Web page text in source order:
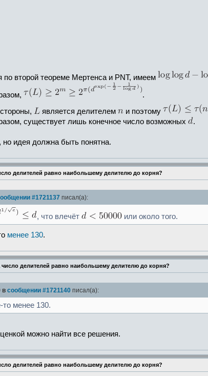
по второй теореме Мертенса и PNT, имеем
.
является делителем и поэтому
существует лишь конечное число возможных
.
но идея должна быть понятна.
делителей равно наибольшему делителю до корня?
#1721137 писал(а):
, что влечёт или около того.
менее 130.
число делителей равно наибольшему делителю до корня?
в сообщении #1721140 писал(а):
менее 130.
можно найти все решения.
делителей равно наибольшему делителю до корня?